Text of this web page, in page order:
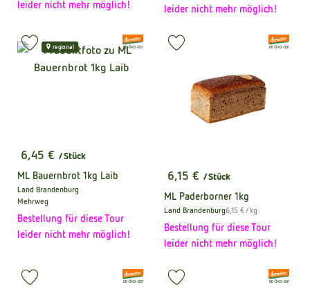
leider nicht mehr möglich! leider nicht mehr möglich!
, Preis:
6,45 € / Stück
ML Bauernbrot 1kg Laib
, Herkunft:
Land Brandenburg
Mehrweg
Bestellung für diese Tour
leider nicht mehr möglich!
, Verband:
, Kontrollstelle:
DE-ÖKO-021
regional
Produkt zu Favouriten hinzufügen
, Preis:
6,15 € / Stück
ML Paderborner 1kg
, Herkunft:
Land Brandenburg, Referenzpreis:
6,15 €/ kg
Bestellung für diese Tour
leider nicht mehr möglich!
, Verband:
, Kontrollstelle:
DE-ÖKO-001
Produkt zu Favouriten hinzufügen
, Verband:
, Kontrollstelle:
DE-ÖKO-001
Produkt zu Favouriten hinzufügen
, Verband:
, Kontrollstelle:
DE-ÖKO-001
Produkt zu Favouriten hinzufügen